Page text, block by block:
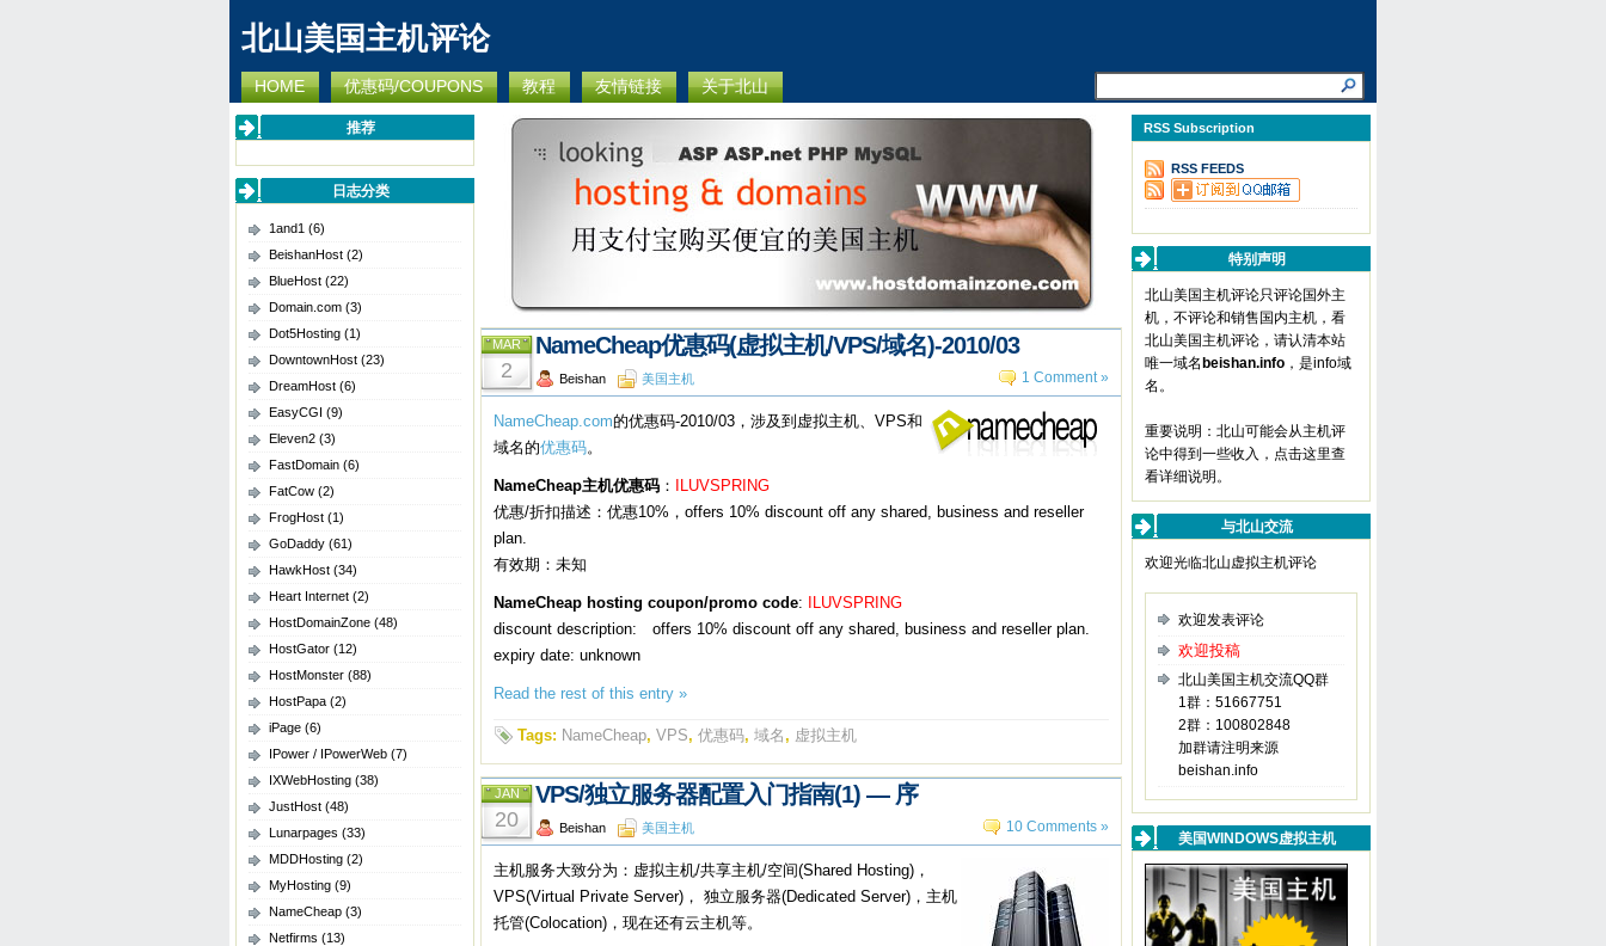
北山美国主机评论
HOME 优惠码/COUPONS 教程 友情链接 关于北山
推荐
日志分类
1and1 (6)
BeishanHost (2)
BlueHost (22)
Domain.com (3)
Dot5Hosting (1)
DowntownHost (23)
DreamHost (6)
EasyCGI (9)
Eleven2 (3)
FastDomain (6)
FatCow (2)
FrogHost (1)
GoDaddy (61)
HawkHost (34)
Heart Internet (2)
HostDomainZone (48)
HostGator (12)
HostMonster (88)
HostPapa (2)
iPage (6)
IPower / IPowerWeb (7)
IXWebHosting (38)
JustHost (48)
Lunarpages (33)
MDDHosting (2)
MyHosting (9)
NameCheap (3)
Netfirms (13)
MAR
2
NameCheap优惠码(虚拟主机/VPS/域名)-2010/03
Beishan 美国主机 1 Comment »
NameCheap.com的优惠码-2010/03，涉及到虚拟主机、VPS和
域名的优惠码。
NameCheap主机优惠码 ：
ILUVSPRING
优惠/折扣描述：优惠10%，offers 10% discount off any shared, business and reseller
plan.
有效期：未知
NameCheap hosting coupon/promo code:
ILUVSPRING
discount description: offers 10% discount off any shared, business and reseller plan.
expiry date: unknown
Read the rest of this entry »
Tags: NameCheap, VPS, 优惠码, 域名, 虚拟主机
JAN
20
VPS/独立服务器配置入门指南(1) — 序
Beishan 美国主机 10 Comments »
主机服务大致分为：虚拟主机/共享主机/空间(Shared Hosting)，
VPS(Virtual Private Server)， 独立服务器(Dedicated Server)，主机
托管(Colocation)，现在还有云主机等。
RSS Subscription
RSS FEEDS
特别声明
北山美国主机评论只评论国外主
机，不评论和销售国内主机，看
北山美国主机评论，请认清本站
唯一域名 beishan.info ，是info域
名。
重要说明：北山可能会从主机评
论中得到一些收入， 点击这里查
看详细说明 。
与北山交流
欢迎光临北山虚拟主机评论
欢迎发表评论
欢迎投稿
北山美国主机交流QQ群
1群：51667751
2群：100802848
加群请注明来源
beishan.info
美国WINDOWS虚拟主机